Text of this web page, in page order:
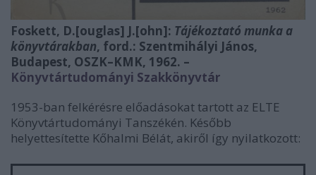
Foskett, D.[ouglas] J.[ohn]: Tájékoztató munka a
könyvtárakban, ford.: Szentmihályi János,
Budapest, OSZK–KMK, 1962. –
Könyvtártudományi Szakkönyvtár
1953-ban felkérésre előadásokat tartott az ELTE
Könyvtártudományi Tanszékén. Később
helyettesítette Kőhalmi Bélát, akiről így nyilatkozott: